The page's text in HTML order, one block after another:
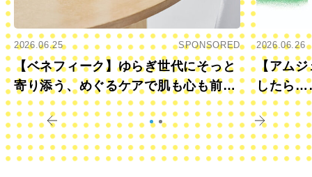
2026.06.25 SPONSORED
【ベネフィーク】ゆらぎ世代にそっと
寄り添う、めぐるケアで肌も心も前向
きに
2026.06.26
【アムジ
したら
すか？